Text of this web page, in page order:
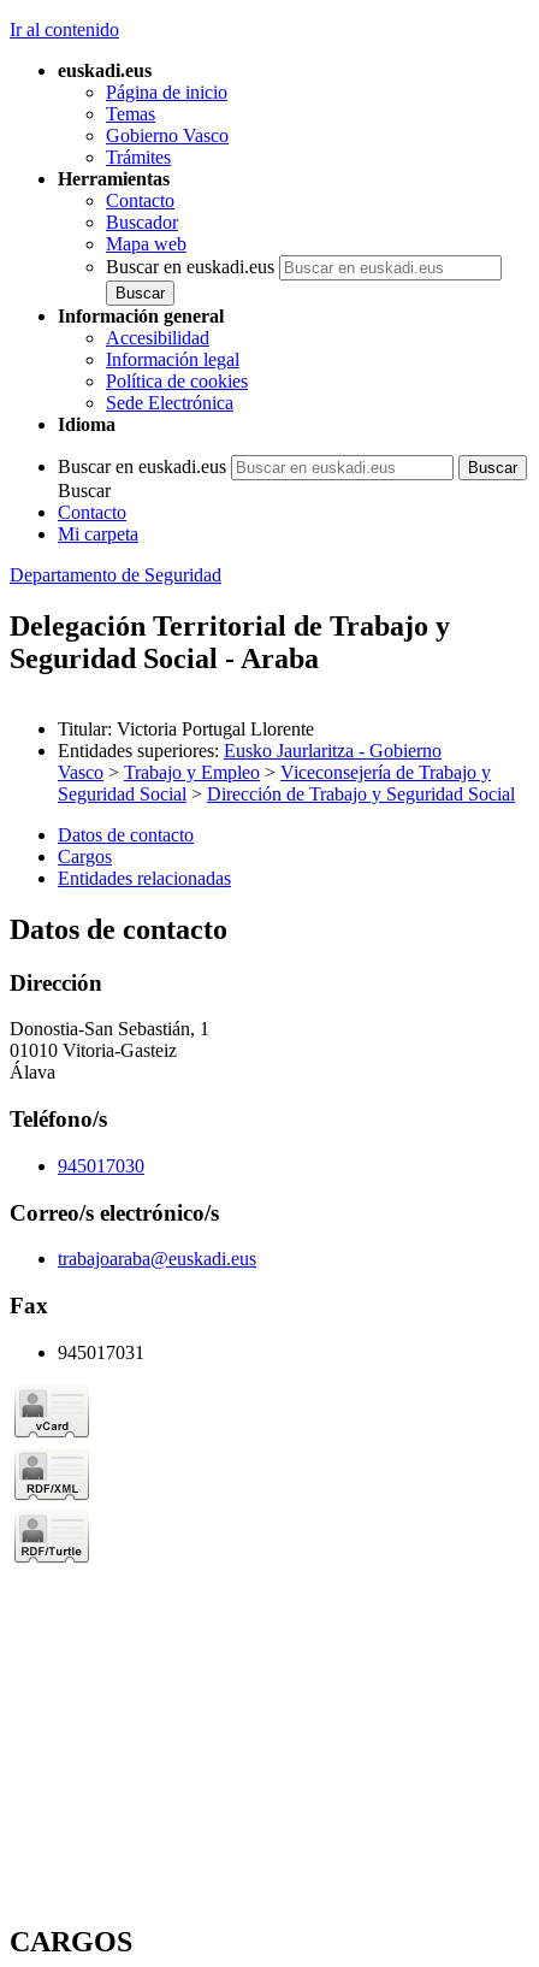
Ir al contenido
euskadi.eus
Página de inicio
Temas
Gobierno Vasco
Trámites
Herramientas
Contacto
Buscador
Mapa web
Buscar en euskadi.eus
Información general
Accesibilidad
Información legal
Política de cookies
Sede Electrónica
Idioma
Buscar en euskadi.eus
Buscar
Contacto
Mi carpeta
Departamento de Seguridad
Delegación Territorial de Trabajo y
Seguridad Social - Araba
Titular: Victoria Portugal Llorente
Entidades superiores: Eusko Jaurlaritza - Gobierno
Vasco > Trabajo y Empleo > Viceconsejería de Trabajo y
Seguridad Social > Dirección de Trabajo y Seguridad Social
Datos de contacto
Cargos
Entidades relacionadas
Datos de contacto
Dirección
Donostia-San Sebastián, 1
01010 Vitoria-Gasteiz
Álava
Teléfono/s
945017030
Correo/s electrónico/s
trabajoaraba@euskadi.eus
Fax
945017031
CARGOS